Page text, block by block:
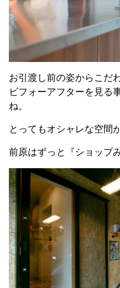
お引渡し前の姿からこだ
ビフォーアフターを見る
ね。
とってもオシャレな空間
前原はずっと『ショップ